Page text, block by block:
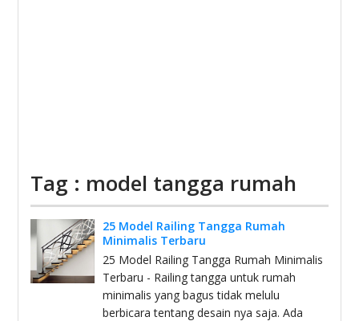
Tag : model tangga rumah
25 Model Railing Tangga Rumah
Minimalis Terbaru
25 Model Railing Tangga Rumah Minimalis
Terbaru - Railing tangga untuk rumah
minimalis yang bagus tidak melulu
berbicara tentang desain nya saja. Ada